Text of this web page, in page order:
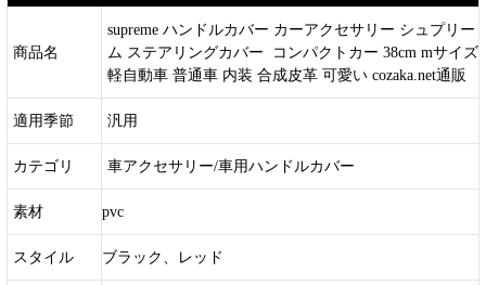
商品名
supreme ハンドルカバー カーアクセサリー シュプリー
ム ステアリングカバー コンパクトカー 38cm mサイズ
軽自動車 普通車 内装 合成皮革 可愛い cozaka.net通販
適用季節 汎用
カテゴリ 車アクセサリー/車用ハンドルカバー
素材 pvc
スタイル ブラック、レッド